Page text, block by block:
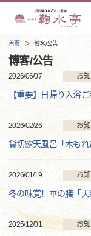
首页 博客/公告
博客/公告
2026/06/07 お
【重要】日帰り入浴
2026/02/26 お
貸切露天風呂「木も
2026/01/19 お
冬の味覚！華の膳「
2025/12/01 お